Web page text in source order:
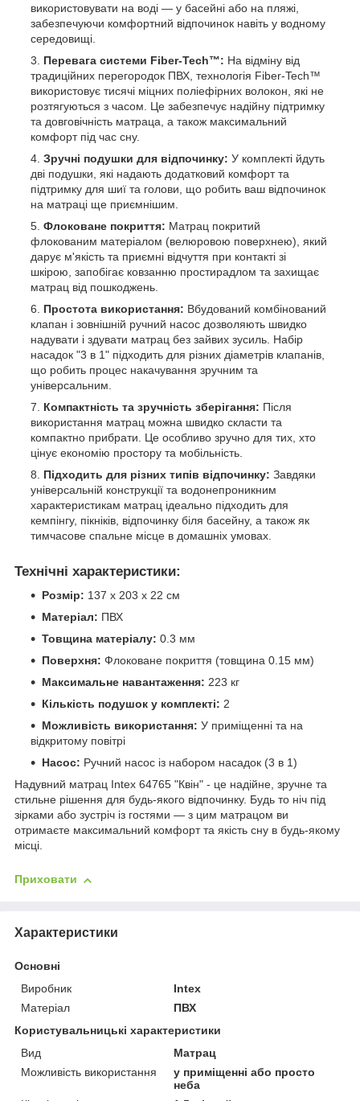
використовувати на воді — у басейні або на пляжі,
забезпечуючи комфортний відпочинок навіть у водному
середовищі.
Перевага системи Fiber-Tech™: На відміну від
традиційних перегородок ПВХ, технологія Fiber-Tech™
використовує тисячі міцних поліефірних волокон, які не
розтягуються з часом. Це забезпечує надійну підтримку
та довговічність матраца, а також максимальний
комфорт під час сну.
Зручні подушки для відпочинку: У комплекті йдуть
дві подушки, які надають додатковий комфорт та
підтримку для шиї та голови, що робить ваш відпочинок
на матраці ще приємнішим.
Флоковане покриття: Матрац покритий
флокованим матеріалом (велюровою поверхнею), який
дарує м'якість та приємні відчуття при контакті зі
шкірою, запобігає ковзанню простирадлом та захищає
матрац від пошкоджень.
Простота використання: Вбудований комбінований
клапан і зовнішній ручний насос дозволяють швидко
надувати і здувати матрац без зайвих зусиль. Набір
насадок "3 в 1" підходить для різних діаметрів клапанів,
що робить процес накачування зручним та
універсальним.
Компактність та зручність зберігання: Після
використання матрац можна швидко скласти та
компактно прибрати. Це особливо зручно для тих, хто
цінує економію простору та мобільність.
Підходить для різних типів відпочинку: Завдяки
універсальній конструкції та водонепроникним
характеристикам матрац ідеально підходить для
кемпінгу, пікніків, відпочинку біля басейну, а також як
тимчасове спальне місце в домашніх умовах.
Технічні характеристики:
Розмір: 137 х 203 х 22 см
Матеріал: ПВХ
Товщина матеріалу: 0.3 мм
Поверхня: Флоковане покриття (товщина 0.15 мм)
Максимальне навантаження: 223 кг
Кількість подушок у комплекті: 2
Можливість використання: У приміщенні та на
відкритому повітрі
Насос: Ручний насос із набором насадок (3 в 1)
Надувний матрац Intex 64765 "Квін" - це надійне, зручне та
стильне рішення для будь-якого відпочинку. Будь то ніч під
зірками або зустріч із гостями — з цим матрацом ви
отримаєте максимальний комфорт та якість сну в будь-якому
місці.
Приховати
Характеристики
Основні
Виробник
Intex
Матеріал
ПВХ
Користувальницькі характеристики
Вид
Матрац
Можливість використання
у приміщенні або просто
неба